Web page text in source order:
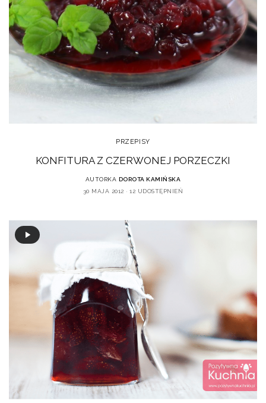
PRZEPISY
KONFITURA Z CZERWONEJ PORZECZKI
AUTORKA DOROTA KAMIŃSKA
30 MAJA 2012
12 UDOSTĘPNIEŃ